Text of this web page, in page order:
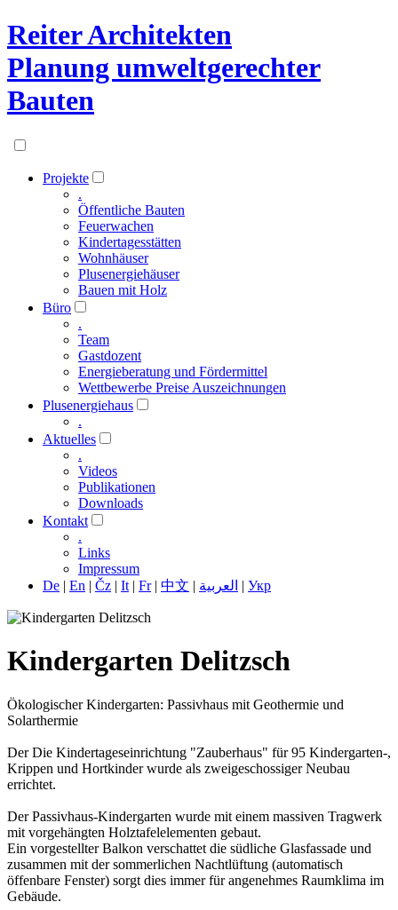
Reiter Architekten
Planung umweltgerechter
Bauten
Projekte
.
Öffentliche Bauten
Feuerwachen
Kindertagesstätten
Wohnhäuser
Plusenergiehäuser
Bauen mit Holz
Büro
.
Team
Gastdozent
Energieberatung und Fördermittel
Wettbewerbe Preise Auszeichnungen
Plusenergiehaus
.
Aktuelles
.
Videos
Publikationen
Downloads
Kontakt
.
Links
Impressum
De | En | Čz | It | Fr| 中文 | العربية | Укр
Kindergarten Delitzsch
Ökologischer Kindergarten: Passivhaus mit Geothermie und
Solarthermie
Der Die Kindertageseinrichtung "Zauberhaus" für 95 Kindergarten-,
Krippen und Hortkinder wurde als zweigeschossiger Neubau
errichtet.
Der Passivhaus-Kindergarten wurde mit einem massiven Tragwerk
mit vorgehängten Holztafelelementen gebaut.
Ein vorgestellter Balkon verschattet die südliche Glasfassade und
zusammen mit der sommerlichen Nachtlüftung (automatisch
öffenbare Fenster) sorgt dies immer für angenehmes Raumklima im
Gebäude.